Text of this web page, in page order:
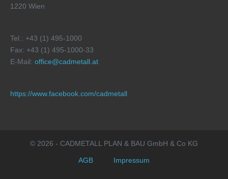
1220 Wien
Tel.: +43 (1) 495-1000
Fax: +43 (1) 495-1000-33
E-Mail: office@cadmetall.at
https://www.facebook.com/cadmetall
© 2026 - CADMETALL PLAN & BAU GmbH & Co KG
AGB Impressum